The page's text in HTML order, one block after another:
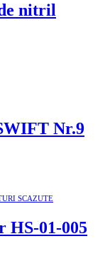
nitril
Nr.9
SCAZUTE
HS-01-005